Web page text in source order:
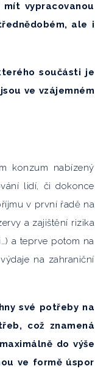
vypracovanou
ale i
součásti je
ve vzájemném
konzum nabízený
lidí, či dokonce
v první řadě na
a zajištění rizika
a teprve potom na
na zahraniční
své potřeby na
což znamená
do výše
ve formě úspor